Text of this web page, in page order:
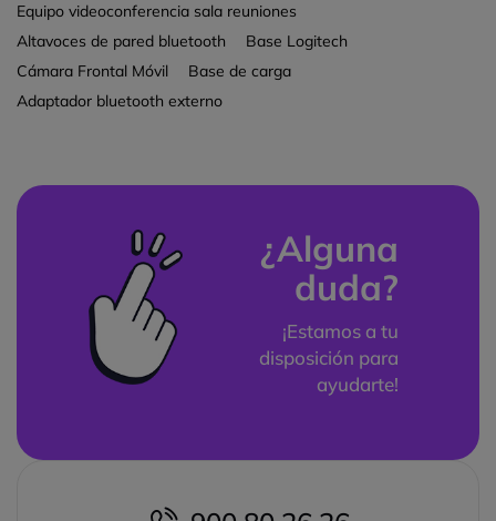
Equipo videoconferencia sala reuniones
Altavoces de pared bluetooth
Base Logitech
Cámara Frontal Móvil
Base de carga
Adaptador bluetooth externo
¿Alguna
duda?
¡Estamos a tu
disposición para
ayudarte!